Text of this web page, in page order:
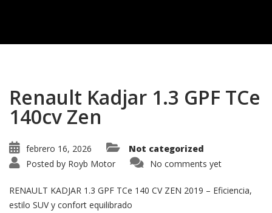
Renault Kadjar 1.3 GPF TCe
140cv Zen
febrero 16, 2026
Not categorized
Posted by Royb Motor No comments yet
RENAULT KADJAR 1.3 GPF TCe 140 CV ZEN 2019 – Eficiencia,
estilo SUV y confort equilibrado